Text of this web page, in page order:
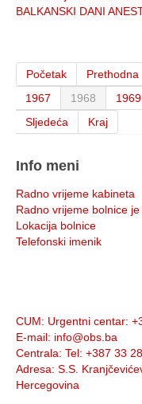
BALKANSKI DANI
Početak
Prethodna
1967
1968 1969
Sljedeća
Kraj
Info meni
Radno vrijeme kabineta
Radno vrijeme bolnice
Lokacija bolnice
Telefonski imenik
CUM: Urgentni centar:
E-mail: info@obs.ba
Centrala: Tel: +387 33
Adresa: S.S.
Hercegovina